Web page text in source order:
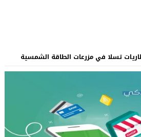
تسلا في مزرعات الطاقة الشمسية